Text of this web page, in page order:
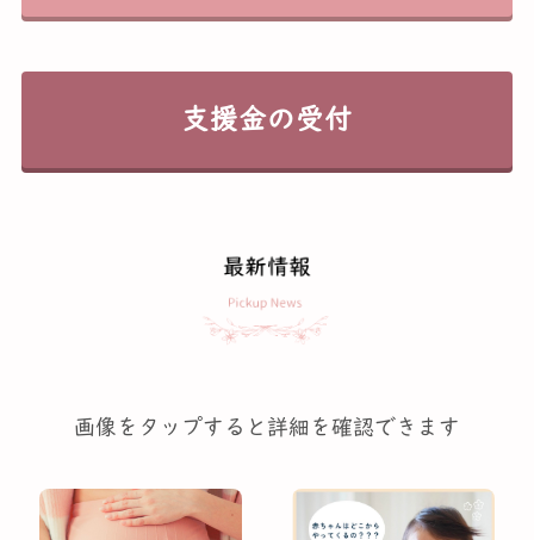
支援金の受付
画像をタップすると詳細を確認できます